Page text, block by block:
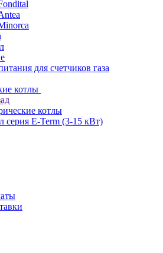
для счетчиков газа
котлы
котлы
серия E-Term (3-15 кВт)